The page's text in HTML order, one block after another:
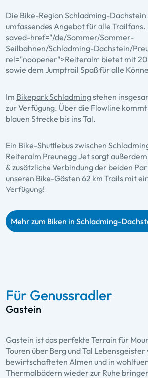
Die Bike-Region Schladming-Dachstein
umfassendes Angebot für alle
saved-href="/de/Sommer/Sommer-
Seilbahnen/Schladming-Dachstein/
rel="noopener">Reiteralm bietet mit
sowie dem Jumptrail Spaß für alle
Im Bikepark Schladmingstehen
zur Verfügung. Über die Flowline
blauen Strecke bis ins Tal.
Ein Bike-Shuttlebus zwischen
Reiteralm Preunegg Jet sorgt
& zusätzliche Verbindung der beiden
unseren Bike-Gästen 62 km Trails mit
Verfügung!
Mehr zum Biken in Schladming-
Für Genussradler
Gastein
Gastein ist das perfekte Terrain für
Touren über Berg und Tal Lebensgeister
bewirtschafteten Almen und in
Thermalbädern wieder zur Ruhe